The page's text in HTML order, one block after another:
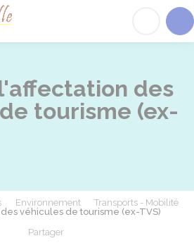
des
tourisme (ex-
Environnement
Transports - Mobilité
véhicules de tourisme (ex-TVS)
Partager